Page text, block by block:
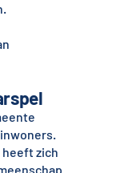
zich